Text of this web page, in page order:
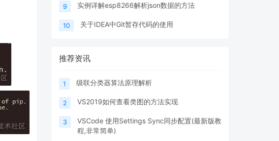
9 实例详解esp8266解析json数据的方法
10 关于IDEA中Git暂存代码的使用
推荐资讯
1 级联分类器算法原理解析
2 VS2019如何查看类图的方法实现
3
VSCode 使用Settings Sync同步配置(最新版教
程,非常简单)